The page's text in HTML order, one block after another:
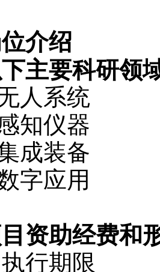
介绍
主要科研领
人 系统
知仪器
成装备
字应用
资助经费和
执行期限